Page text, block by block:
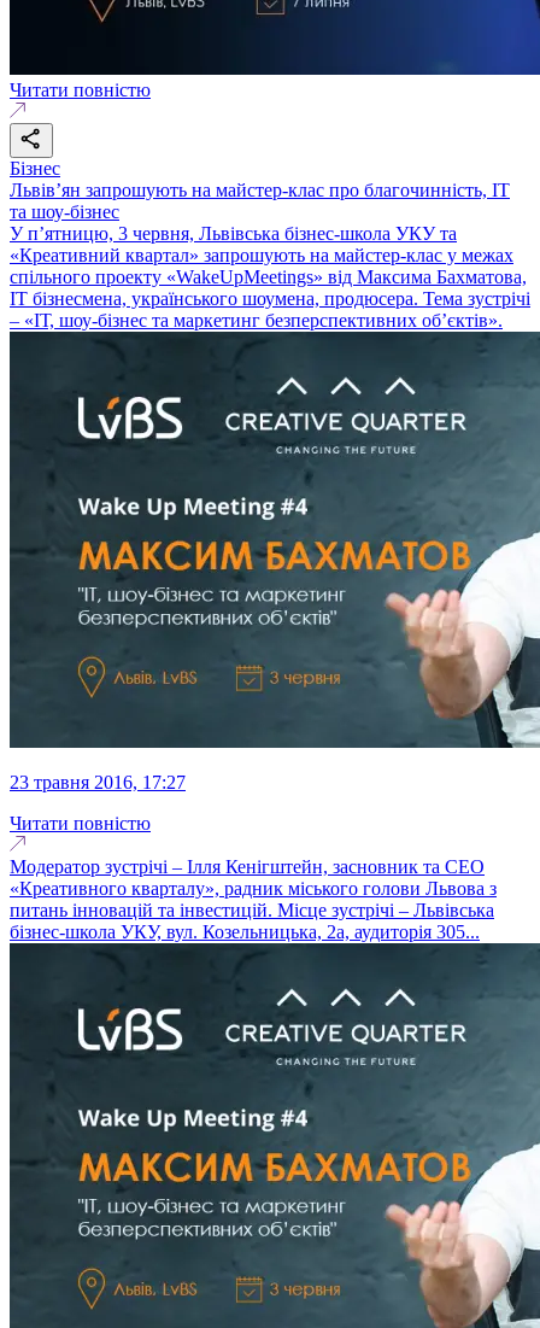
Читати повністю
Бізнес
Львів’ян запрошують на майстер-клас про благочинність, ІТ
та шоу-бізнес
У п’ятницю, 3 червня, Львівська бізнес-школа УКУ та
«Креативний квартал» запрошують на майстер-клас у межах
спільного проекту «WakeUpMeetings» від Максима Бахматова,
ІТ бізнесмена, українського шоумена, продюсера. Тема зустрічі
– «ІТ, шоу-бізнес та маркетинг безперспективних об’єктів».
23 травня 2016, 17:27
Читати повністю
Модератор зустрічі – Ілля Кенігштейн, засновник та СЕО
«Креативного кварталу», радник міського голови Львова з
питань інновацій та інвестицій. Місце зустрічі – Львівська
бізнес-школа УКУ, вул. Козельницька, 2а, аудиторія 305...